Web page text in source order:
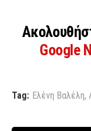
Google
Tag: Ελένη Βαλέλη,